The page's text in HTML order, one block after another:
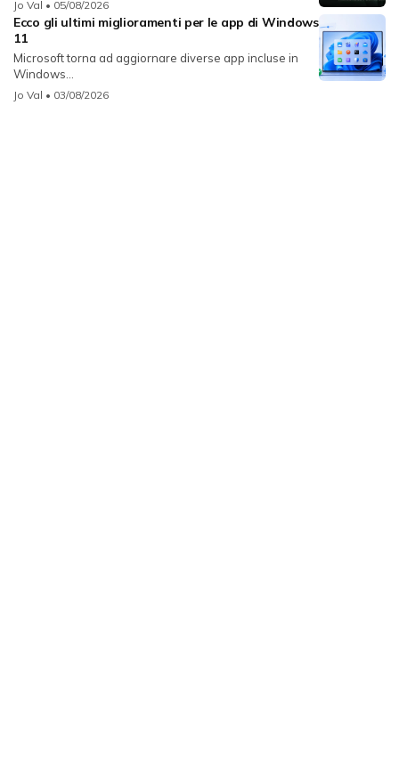
Jo Val • 05/08/2026
Ecco gli ultimi miglioramenti per le app di Windows
11
Microsoft torna ad aggiornare diverse app incluse in
Windows...
Jo Val • 03/08/2026